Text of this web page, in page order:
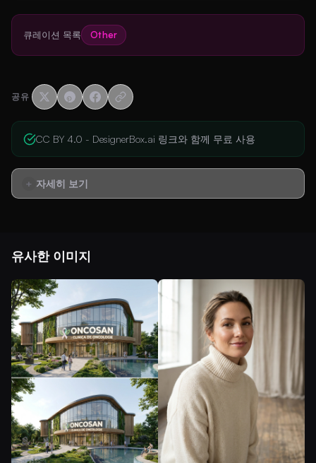
큐레이션 목록 Other
공유
CC BY 4.0 - DesignerBox.ai 링크와 함께 무료 사용
자세히 보기
유사한 이미지